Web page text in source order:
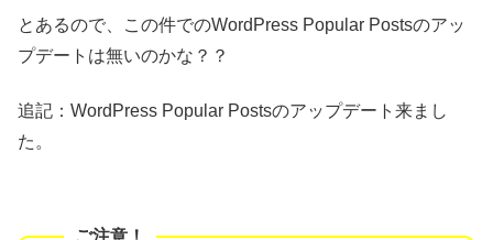
とあるので、この件でのWordPress Popular Postsのアッ
プデートは無いのかな？？
追記：WordPress Popular Postsのアップデート来まし
た。